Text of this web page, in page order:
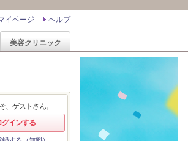
ヘルプ
イページ
美容クリニック
、ゲストさん。
グインする